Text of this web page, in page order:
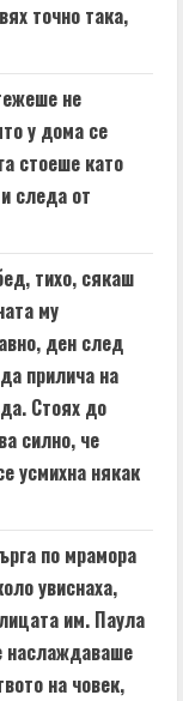
точно така,
не
у дома се
стоеше като
следа от
тихо, сякаш
му
ден след
прилича на
Стоях до
силно, че
усмихна някак
по мрамора
увиснаха,
им. Паула
на човек,